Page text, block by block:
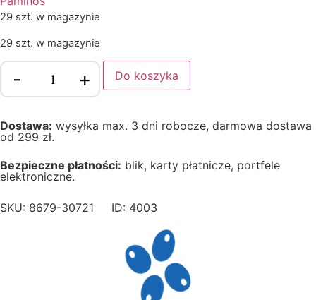
29 szt. w magazynie
29 szt. w magazynie
- + Do koszyka
Dostawa: wysyłka max. 3 dni robocze, darmowa dostawa
od 299 zł.
Bezpieczne płatności: blik, karty płatnicze, portfele
elektroniczne.
SKU: 8679-30721 ID: 4003